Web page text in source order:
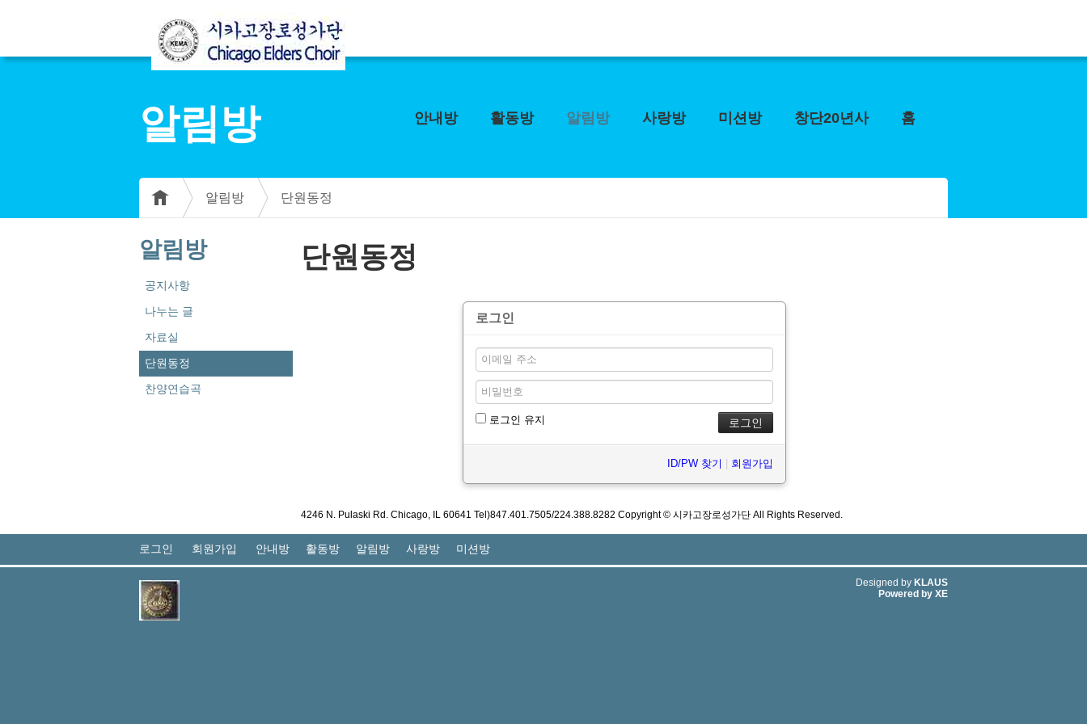
안내방 활동방 알림방 사랑방 미션방 창단20년사 홈
알림방
알림방 단원동정
알림방
공지사항
나누는 글
자료실
단원동정
찬양연습곡
단원동정
로그인
로그인 유지
ID/PW 찾기 회원가입
4246 N. Pulaski Rd. Chicago, IL 60641 Tel)847.401.7505/224.388.8282 Copyright © 시카고장로성가단 All Rights Reserved.
로그인 회원가입 안내방 활동방 알림방 사랑방 미션방
Designed by KLAUS
Powered by XE